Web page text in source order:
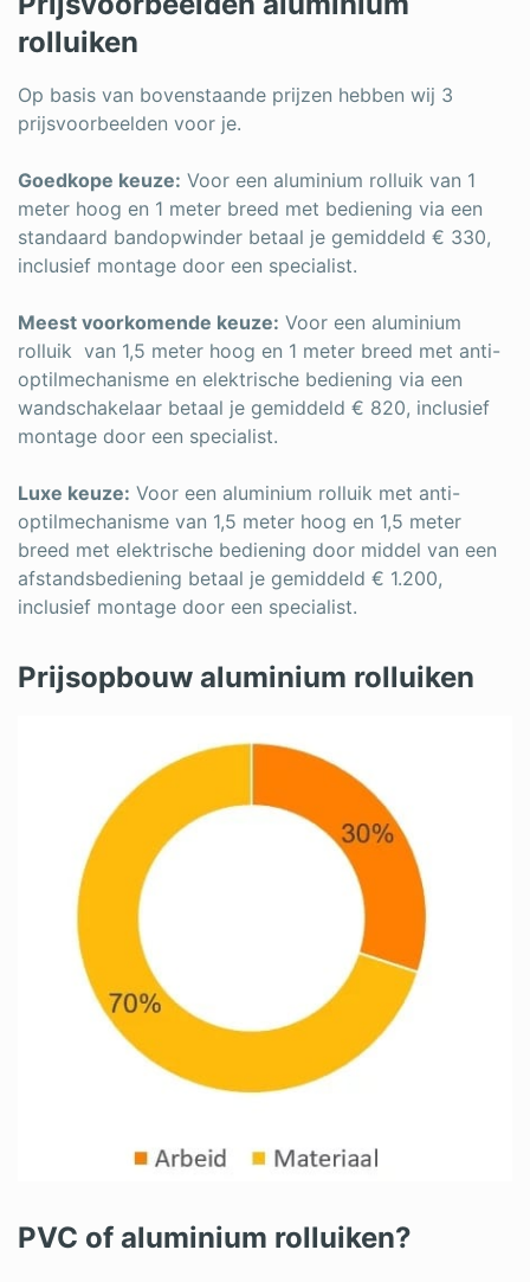
rolluiken
Op basis van bovenstaande prijzen hebben wij 3
prijsvoorbeelden voor je.
Goedkope keuze: Voor een aluminium rolluik van 1
meter hoog en 1 meter breed met bediening via een
standaard bandopwinder betaal je gemiddeld € 330,
inclusief montage door een specialist.
Meest voorkomende keuze: Voor een aluminium
rolluik van 1,5 meter hoog en 1 meter breed met anti-
optilmechanisme en elektrische bediening via een
wandschakelaar betaal je gemiddeld € 820, inclusief
montage door een specialist.
Luxe keuze: Voor een aluminium rolluik met anti-
optilmechanisme van 1,5 meter hoog en 1,5 meter
breed met elektrische bediening door middel van een
afstandsbediening betaal je gemiddeld € 1.200,
inclusief montage door een specialist.
Prijsopbouw aluminium rolluiken
PVC of aluminium rolluiken?